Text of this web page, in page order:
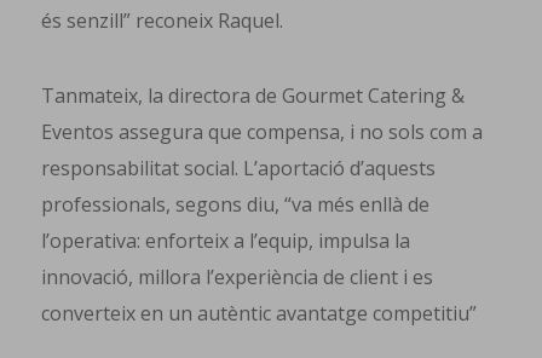
és senzill” reconeix Raquel.
Tanmateix, la directora de Gourmet Catering &
Eventos assegura que compensa, i no sols com a
responsabilitat social. L’aportació d’aquests
professionals, segons diu, “va més enllà de
l’operativa: enforteix a l’equip, impulsa la
innovació, millora l’experiència de client i es
converteix en un autèntic avantatge competitiu”